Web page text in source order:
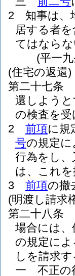
2
知事は、
居する者
てはなら
(平一
(住宅の返還)
第二十七条
還しよう
の検査を
2
前項に規
号の規定
行為をし
は、これ
3
前項の撤
(明渡し請求
第二十八条
場合には
の規定に
しを請求
一
不正の